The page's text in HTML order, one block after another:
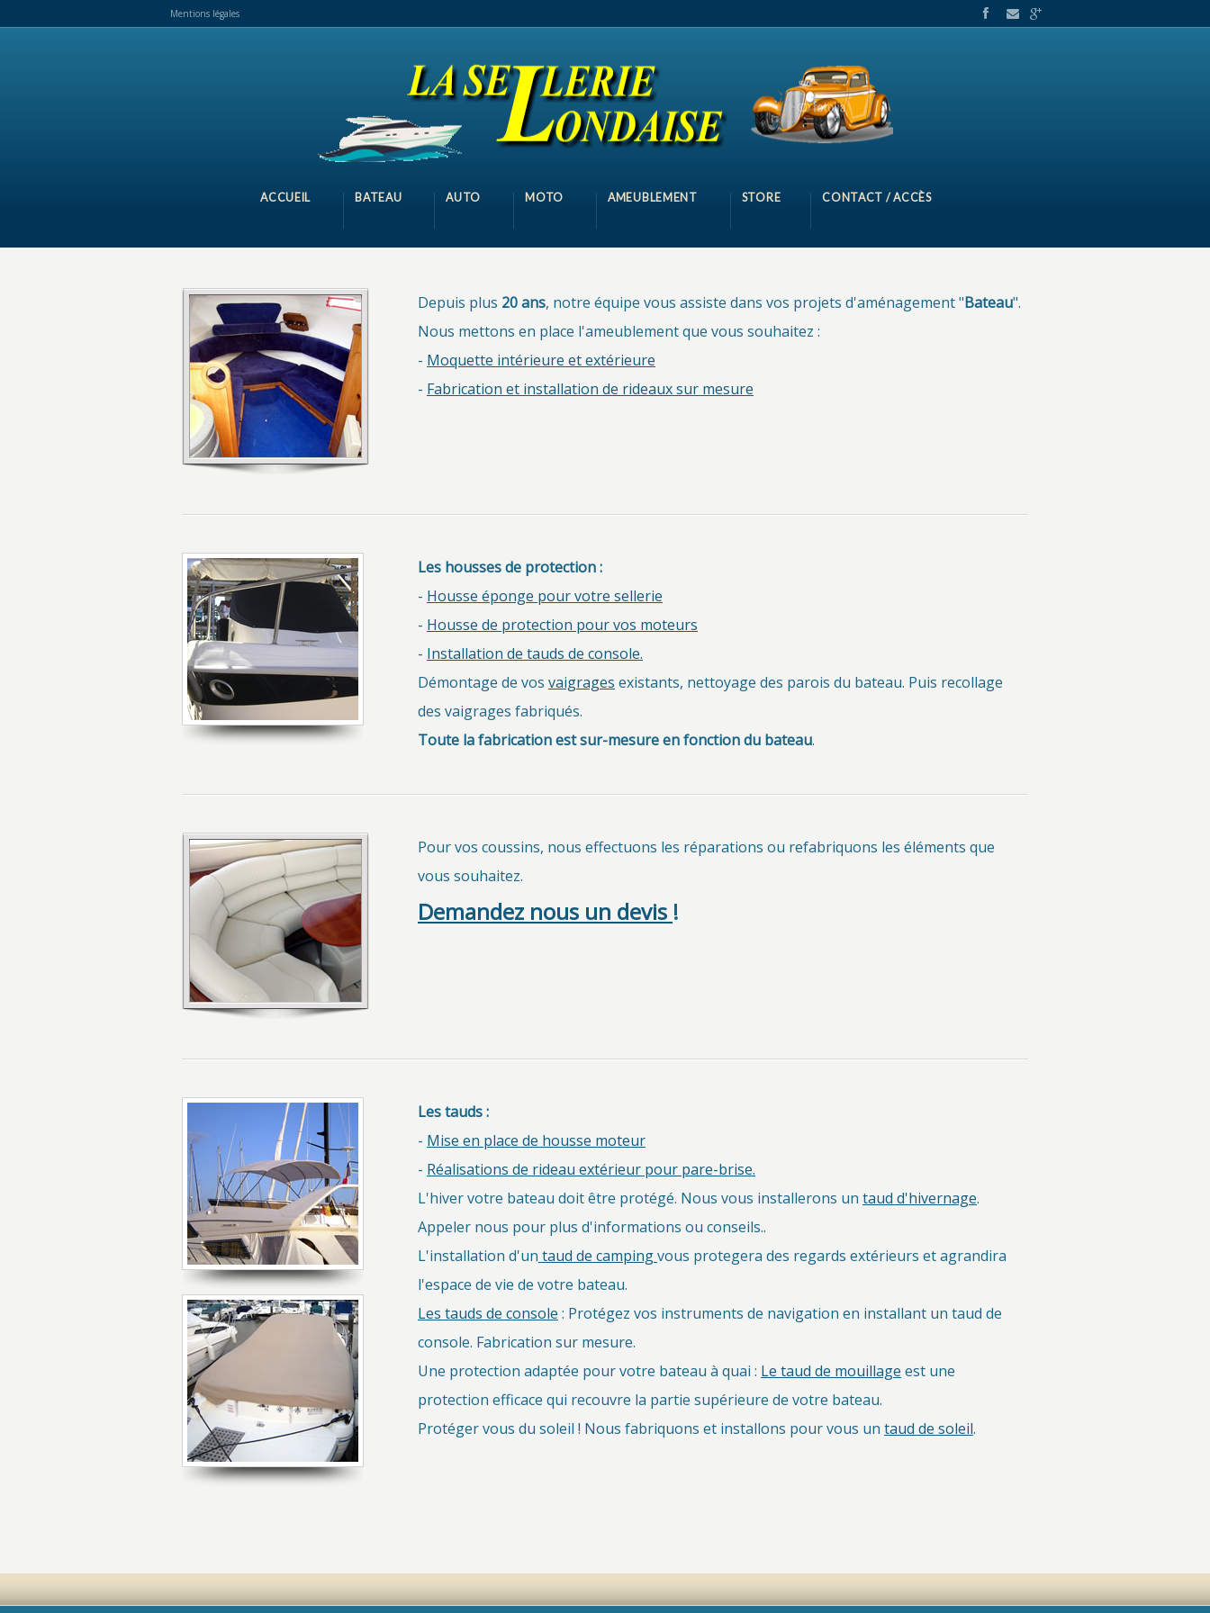
Mentions légales
ACCUEIL BATEAU AUTO MOTO AMEUBLEMENT STORE CONTACT / ACCÈS
Depuis plus 20 ans, notre équipe vous assiste dans vos projets d'aménagement "Bateau".
Nous mettons en place l'ameublement que vous souhaitez :
- Moquette intérieure et extérieure
- Fabrication et installation de rideaux sur mesure
Les housses de protection :
- Housse éponge pour votre sellerie
- Housse de protection pour vos moteurs
- Installation de tauds de console.
Démontage de vos vaigrages existants, nettoyage des parois du bateau. Puis recollage
des vaigrages fabriqués.
Toute la fabrication est sur-mesure en fonction du bateau.
Pour vos coussins, nous effectuons les réparations ou refabriquons les éléments que
vous souhaitez.
Demandez nous un devis !
Les tauds :
- Mise en place de housse moteur
- Réalisations de rideau extérieur pour pare-brise.
L'hiver votre bateau doit être protégé. Nous vous installerons un taud d'hivernage.
Appeler nous pour plus d'informations ou conseils..
L'installation d'un taud de campingvous protegera des regards extérieurs et agrandira
l'espace de vie de votre bateau.
Les tauds de console : Protégez vos instruments de navigation en installant un taud de
console. Fabrication sur mesure.
Une protection adaptée pour votre bateau à quai : Le taud de mouillage est une
protection efficace qui recouvre la partie supérieure de votre bateau.
Protéger vous du soleil ! Nous fabriquons et installons pour vous un taud de soleil.